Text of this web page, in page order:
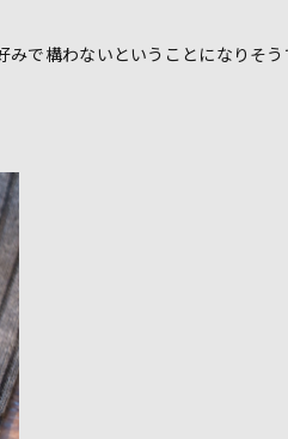
で構わないということになりそう